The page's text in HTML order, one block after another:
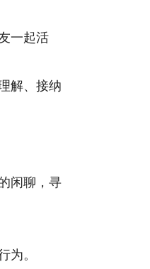
一起活
解、接纳
闲聊，寻
为。